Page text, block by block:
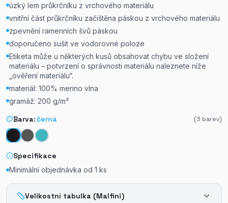
úzký lem průkrčníku z vrchového materiálu
vnitřní část průkrčníku začištěna páskou z vrchového materiálu
zpevnění ramenních švů páskou
doporučeno sušit ve vodorovné poloze
Etiketa může u některých kusů obsahovat chybu ve složení
materiálu – potvrzení o správnosti materiálu naleznete níže
„ověření materiálu“.
materiál: 100% merino vlna
gramáž: 200 g/m²
Barva:černá (3 barev)
Specifikace
Minimální objednávka od 1 ks
Velikostní tabulka (Malfini)